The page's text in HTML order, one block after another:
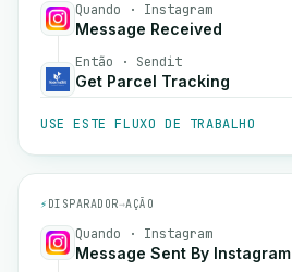
Quando · Instagram
Message Received
Então · Sendit
Get Parcel Tracking
USE ESTE FLUXO DE TRABALHO
⚡ DISPARADOR→AÇÃO
Quando · Instagram
Message Sent By Instagram